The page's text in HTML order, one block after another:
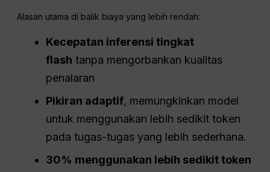
Alasan utama di balik biaya yang lebih rendah:
Kecepatan inferensi tingkat
flash tanpa mengorbankan kualitas
penalaran
Pikiran adaptif, memungkinkan model
untuk menggunakan lebih sedikit token
pada tugas-tugas yang lebih sederhana.
30% menggunakan lebih sedikit token